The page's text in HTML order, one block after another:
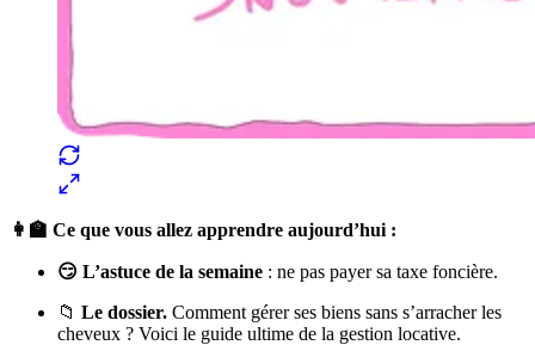
👩‍🏫 Ce que vous allez apprendre aujourd’hui :
😏 L’astuce de la semaine : ne pas payer sa taxe foncière.
📁 Le dossier. Comment gérer ses biens sans s’arracher les
cheveux ? Voici le guide ultime de la gestion locative.